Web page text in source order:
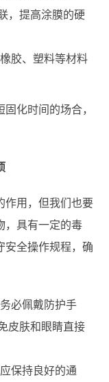
，提高涂膜的硬
胶、塑料等材料
化时间的场合，
作用，但我们也要
，具有一定的毒
安全操作规程，确
必佩戴防护手
皮肤和眼睛直接
保持良好的通